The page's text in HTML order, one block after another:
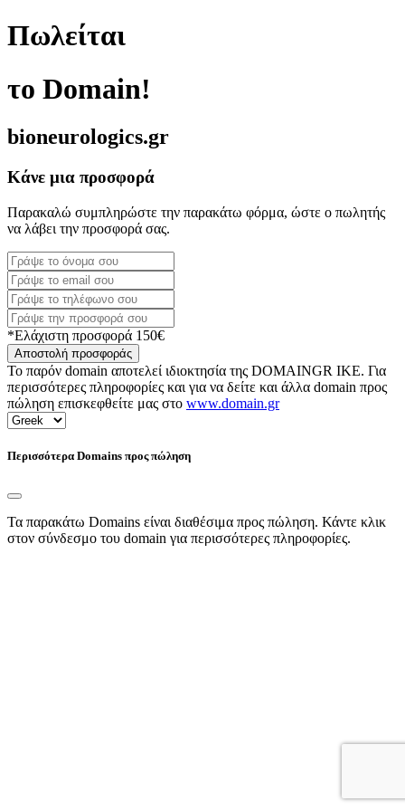
Πωλείται
το Domain!
bioneurologics.gr
Κάνε μια προσφορά
Παρακαλώ συμπληρώστε την παρακάτω φόρμα, ώστε ο πωλητής
να λάβει την προσφορά σας.
*Ελάχιστη προσφορά 150€
Αποστολή προσφοράς
Το παρόν domain αποτελεί ιδιοκτησία της DOMAINGR ΙΚΕ. Για
περισσότερες πληροφορίες και για να δείτε και άλλα domain προς
πώληση επισκεφθείτε μας στο www.domain.gr
Περισσότερα Domains προς πώληση
Τα παρακάτω Domains είναι διαθέσιμα προς πώληση. Κάντε κλικ
στον σύνδεσμο του domain για περισσότερες πληροφορίες.